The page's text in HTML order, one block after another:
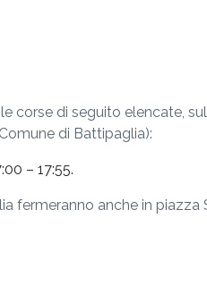
le corse di seguito elencate,
di Battipaglia):
– 17:55.
fermeranno anche in